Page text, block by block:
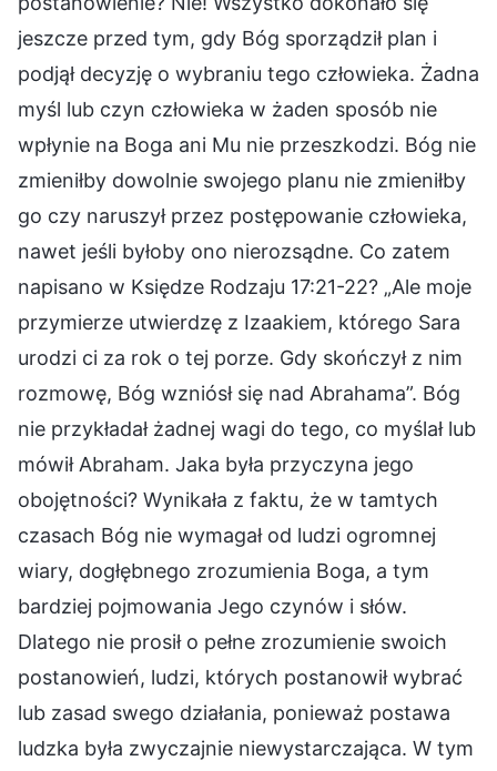
jeszcze przed tym, gdy Bóg sporządził plan i
podjął decyzję o wybraniu tego człowieka. Żadna
myśl lub czyn człowieka w żaden sposób nie
wpłynie na Boga ani Mu nie przeszkodzi. Bóg nie
zmieniłby dowolnie swojego planu nie zmieniłby
go czy naruszył przez postępowanie człowieka,
nawet jeśli byłoby ono nierozsądne. Co zatem
napisano w Księdze Rodzaju 17:21-22? „Ale moje
przymierze utwierdzę z Izaakiem, którego Sara
urodzi ci za rok o tej porze. Gdy skończył z nim
rozmowę, Bóg wzniósł się nad Abrahama”. Bóg
nie przykładał żadnej wagi do tego, co myślał lub
mówił Abraham. Jaka była przyczyna jego
obojętności? Wynikała z faktu, że w tamtych
czasach Bóg nie wymagał od ludzi ogromnej
wiary, dogłębnego zrozumienia Boga, a tym
bardziej pojmowania Jego czynów i słów.
Dlatego nie prosił o pełne zrozumienie swoich
postanowień, ludzi, których postanowił wybrać
lub zasad swego działania, ponieważ postawa
ludzka była zwyczajnie niewystarczająca. W tym